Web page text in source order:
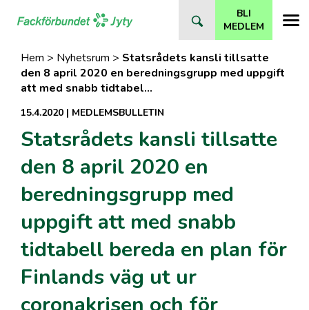
BLI
MEDLEM
Hem > Nyhetsrum > Statsrådets kansli tillsatte
den 8 april 2020 en beredningsgrupp med uppgift
att med snabb tidtabel…
15.4.2020 | MEDLEMSBULLETIN
Statsrådets kansli tillsatte
den 8 april 2020 en
beredningsgrupp med
uppgift att med snabb
tidtabell bereda en plan för
Finlands väg ut ur